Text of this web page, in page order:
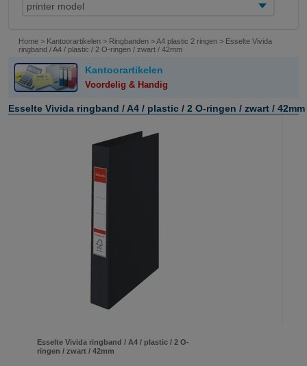
printer model
Home > Kantoorartikelen > Ringbanden >A4 plastic 2 ringen > Esselte Vivida
ringband / A4 / plastic / 2 O-ringen / zwart / 42mm
Kantoorartikelen
Voordelig & Handig
Esselte Vivida ringband / A4 / plastic / 2 O-ringen / zwart / 42mm
Esselte Vivida ringband / A4 / plastic / 2 O-
ringen / zwart / 42mm